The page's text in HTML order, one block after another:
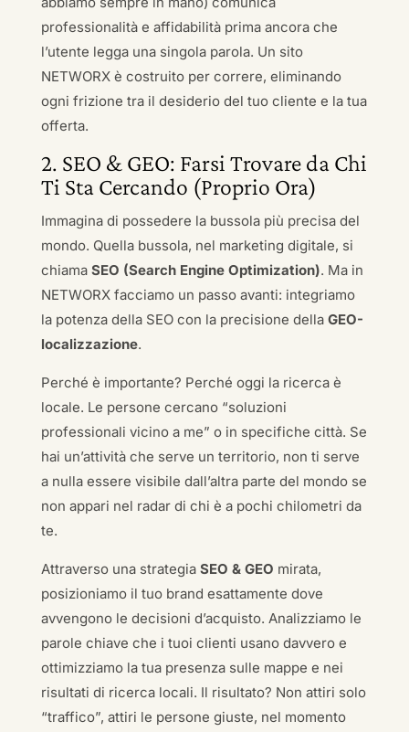
professionalità e affidabilità prima ancora che
l’utente legga una singola parola. Un sito
NETWORX è costruito per correre, eliminando
ogni frizione tra il desiderio del tuo cliente e la tua
offerta.
2. SEO & GEO: Farsi Trovare da Chi
Ti Sta Cercando (Proprio Ora)
Immagina di possedere la bussola più precisa del
mondo. Quella bussola, nel marketing digitale, si
chiama SEO (Search Engine Optimization). Ma in
NETWORX facciamo un passo avanti: integriamo
la potenza della SEO con la precisione della GEO-
localizzazione.
Perché è importante? Perché oggi la ricerca è
locale. Le persone cercano “soluzioni
professionali vicino a me” o in specifiche città. Se
hai un’attività che serve un territorio, non ti serve
a nulla essere visibile dall’altra parte del mondo se
non appari nel radar di chi è a pochi chilometri da
te.
Attraverso una strategia SEO & GEO mirata,
posizioniamo il tuo brand esattamente dove
avvengono le decisioni d’acquisto. Analizziamo le
parole chiave che i tuoi clienti usano davvero e
ottimizziamo la tua presenza sulle mappe e nei
risultati di ricerca locali. Il risultato? Non attiri solo
“traffico”, attiri le persone giuste, nel momento